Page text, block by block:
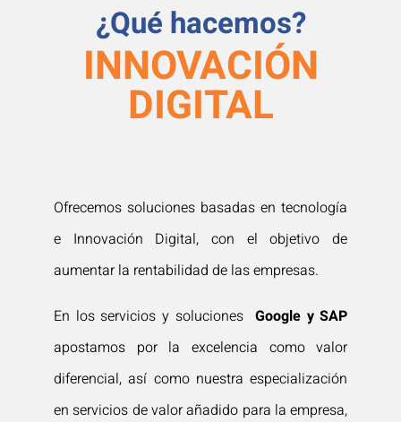
¿Qué hacemos?
INNOVACIÓN
DIGITAL
Ofrecemos soluciones basadas en tecnología
e Innovación Digital, con el objetivo de
aumentar la rentabilidad de las empresas.
En los servicios y soluciones Google y SAP
apostamos por la excelencia como valor
diferencial, así como nuestra especialización
en servicios de valor añadido para la empresa,